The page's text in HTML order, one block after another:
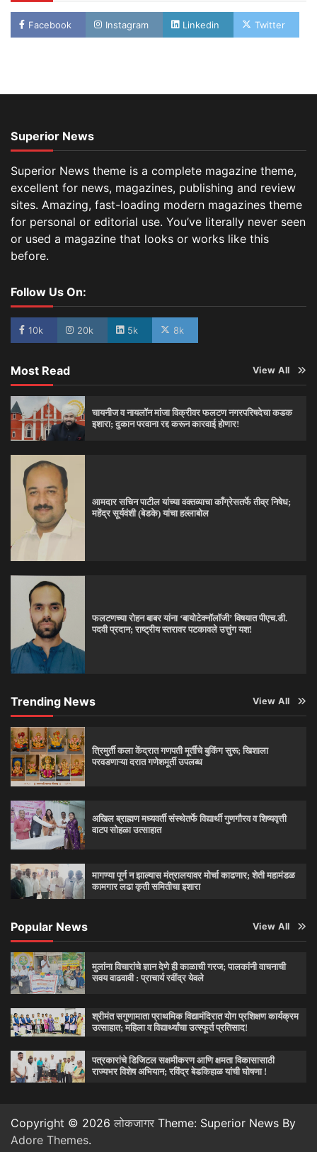
Facebook Instagram Linkedin Twitter
Superior News
Superior News theme is a complete magazine theme,
excellent for news, magazines, publishing and review
sites. Amazing, fast-loading modern magazines theme
for personal or editorial use. You’ve literally never seen
or used a magazine that looks or works like this
before.
Follow Us On:
10k 20k 5k 8k
Most Read View All
चायनीज व नायलॉन मांजा विक्रीवर फलटण नगरपरिषदेचा कडक
इशारा; दुकान परवाना रद्द करून कारवाई होणार!
आमदार सचिन पाटील यांच्या वक्तव्याचा काँग्रेसतर्फे तीव्र निषेध;
महेंद्र सूर्यवंशी (बेडके) यांचा हल्लाबोल
फलटणच्या रोहन बाबर यांना ‘बायोटेक्नॉलॉजी’ विषयात पीएच.डी.
पदवी प्रदान; राष्ट्रीय स्तरावर पटकावले उत्तुंग यश!
Trending News View All
त्रिमुर्ती कला केंद्रात गणपती मूर्तींचे बुकिंग सुरू; खिशाला
परवडणाऱ्या दरात गणेशमूर्ती उपलब्ध
अखिल ब्राह्मण मध्यवर्ती संस्थेतर्फे विद्यार्थी गुणगौरव व शिष्यवृत्ती
वाटप सोहळा उत्साहात
मागण्या पूर्ण न झाल्यास मंत्रालयावर मोर्चा काढणार; शेती महामंडळ
कामगार लढा कृती समितीचा इशारा
Popular News View All
मुलांना विचारांचे ज्ञान देणे ही काळाची गरज; पालकांनी वाचनाची
सवय वाढवावी : प्राचार्य रवींद्र येवले
श्रीमंत सगुणामाता प्राथमिक विद्यामंदिरात योग प्रशिक्षण कार्यक्रम
उत्साहात; महिला व विद्यार्थ्यांचा उत्स्फूर्त प्रतिसाद!
पत्रकारांचे डिजिटल सक्षमीकरण आणि क्षमता विकासासाठी
राज्यभर विशेष अभियान; रविंद्र बेडकिहाळ यांची घोषणा !
Copyright © 2026 लोकजागर Theme: Superior News By
Adore Themes.